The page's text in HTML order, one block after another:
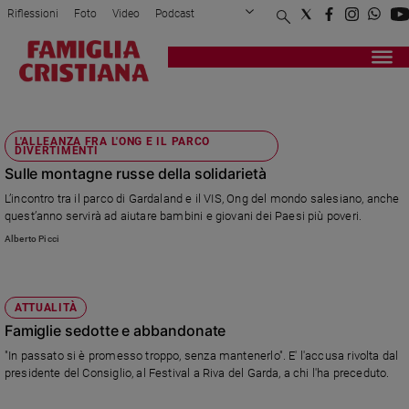
Attualità
Politica
Mondo
Legalità
Interviste
Papa
Papa
Riflessioni Foto Video Podcast
Privacy Policy Chi siamo
Registrati Redazione
L'ALLEANZA FRA L'ONG E IL PARCO
DIVERTIMENTI
Sulle montagne russe della solidarietà
L’incontro tra il parco di Gardaland e il VIS, Ong del mondo salesiano, anche
quest’anno servirà ad aiutare bambini e giovani dei Paesi più poveri.
Alberto Picci
ATTUALITÀ
Famiglie sedotte e abbandonate
"In passato si è promesso troppo, senza mantenerlo". E' l'accusa rivolta dal
presidente del Consiglio, al Festival a Riva del Garda, a chi l'ha preceduto.